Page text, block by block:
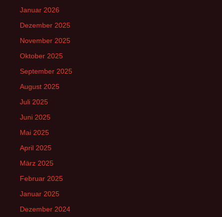
Januar 2026
Dezember 2025
November 2025
Oktober 2025
September 2025
August 2025
Juli 2025
Juni 2025
Mai 2025
April 2025
März 2025
Februar 2025
Januar 2025
Dezember 2024